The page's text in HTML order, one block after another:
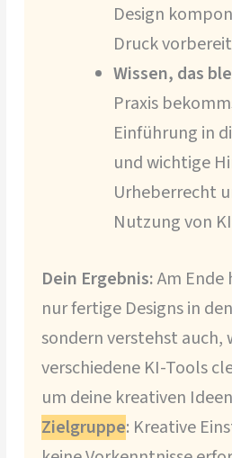
Design
Druck
Wissen, das
Praxis
Einführung in
und wichtige
Urheberrecht
Nutzung von
Dein Ergebnis:Am
nur fertige Designs in
sondern verstehst auch,
verschiedene KI-Tools
um deine kreativen
Zielgruppe: Kreative